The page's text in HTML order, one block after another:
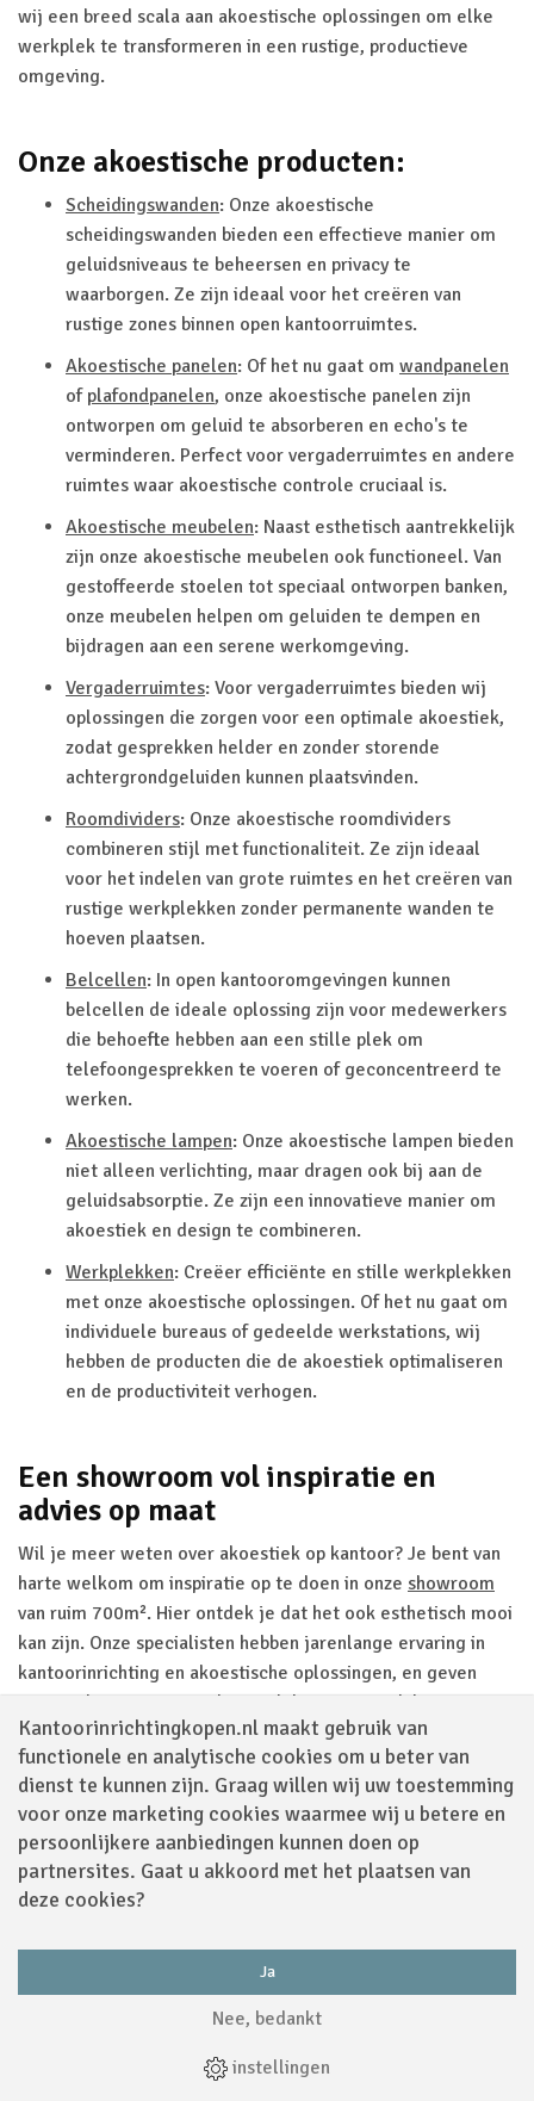
Kantoorinrichtingkopen.nl maakt gebruik van
functionele en analytische cookies om u beter van
dienst te kunnen zijn. Graag willen wij uw toestemming
voor onze marketing cookies waarmee wij u betere en
persoonlijkere aanbiedingen kunnen doen op
partnersites. Gaat u akkoord met het plaatsen van
deze cookies?
Ja
Nee, bedankt
instellingen
wij een breed scala aan akoestische oplossingen om elke
werkplek te transformeren in een rustige, productieve
omgeving.
Onze akoestische producten:
Scheidingswanden: Onze akoestische
scheidingswanden bieden een effectieve manier om
geluidsniveaus te beheersen en privacy te
waarborgen. Ze zijn ideaal voor het creëren van
rustige zones binnen open kantoorruimtes.
Akoestische panelen: Of het nu gaat om wandpanelen
of plafondpanelen, onze akoestische panelen zijn
ontworpen om geluid te absorberen en echo's te
verminderen. Perfect voor vergaderruimtes en andere
ruimtes waar akoestische controle cruciaal is.
Akoestische meubelen: Naast esthetisch aantrekkelijk
zijn onze akoestische meubelen ook functioneel. Van
gestoffeerde stoelen tot speciaal ontworpen banken,
onze meubelen helpen om geluiden te dempen en
bijdragen aan een serene werkomgeving.
Vergaderruimtes: Voor vergaderruimtes bieden wij
oplossingen die zorgen voor een optimale akoestiek,
zodat gesprekken helder en zonder storende
achtergrondgeluiden kunnen plaatsvinden.
Roomdividers: Onze akoestische roomdividers
combineren stijl met functionaliteit. Ze zijn ideaal
voor het indelen van grote ruimtes en het creëren van
rustige werkplekken zonder permanente wanden te
hoeven plaatsen.
Belcellen: In open kantooromgevingen kunnen
belcellen de ideale oplossing zijn voor medewerkers
die behoefte hebben aan een stille plek om
telefoongesprekken te voeren of geconcentreerd te
werken.
Akoestische lampen: Onze akoestische lampen bieden
niet alleen verlichting, maar dragen ook bij aan de
geluidsabsorptie. Ze zijn een innovatieve manier om
akoestiek en design te combineren.
Werkplekken: Creëer efficiënte en stille werkplekken
met onze akoestische oplossingen. Of het nu gaat om
individuele bureaus of gedeelde werkstations, wij
hebben de producten die de akoestiek optimaliseren
en de productiviteit verhogen.
Een showroom vol inspiratie en
advies op maat
Wil je meer weten over akoestiek op kantoor? Je bent van
harte welkom om inspiratie op te doen in onze showroom
van ruim 700m². Hier ontdek je dat het ook esthetisch mooi
kan zijn. Onze specialisten hebben jarenlange ervaring in
kantoorinrichting en akoestische oplossingen, en geven
graag advies op maat. Als je wil, komen ze ook bij jou op
locatie kijken en vooral luisteren. Liever eerst even bellen
of mailen? Ook dat kan via info@kantoorinrichtingkopen.nl
of 0412-62 71 11 of hetcontactformulier
Bezoek onze showroom
inspiratie opdoen voor de inrichting van alle ruimtes. Hier
sfeer in de laatste trends op inrichtingsgebied.